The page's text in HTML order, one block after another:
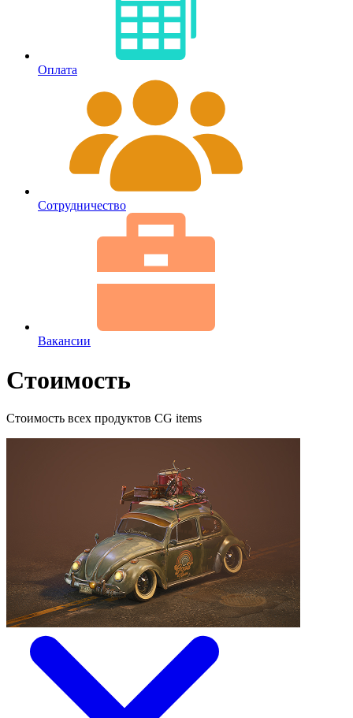
Оплата
Сотрудничество
Вакансии
Стоимость
Стоимость всех продуктов CG items